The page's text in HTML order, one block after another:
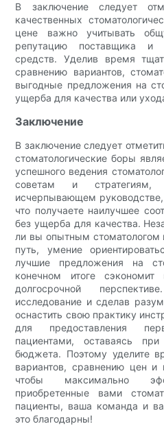
В заключение следует
качественных
цене важно учитывать
репутацию поставщика и
средств. Уделив время
сравнению вариантов,
выгодные предложения на
ущерба для качества или
Заключение
В заключение следует
стоматологические боры
успешного ведения
советам и
исчерпывающем
что получаете наилучшее
без ущерба для качества.
ли вы опытным стоматологом
путь, умение
лучшие предложения на
конечном итоге
долгосрочной
исследование и сделав
оснастить свою практику
для предоставления
пациентами, оставаясь
бюджета. Поэтому уделите
вариантов, сравнению цен и
чтобы максимально
приобретенные вами
пациенты, ваша команда и
это благодарны!